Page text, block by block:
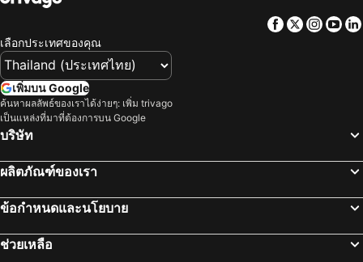
Facebook
Twitter
เลือกประเทศของคุณ
เพิ่มบน Google
ค้นหาผลลัพธ์ของเราได้ง่ายๆ: เพิ่ม trivago
เป็นแหล่งที่มาที่ต้องการบน Google
บริษัท
ผลิตภัณฑ์ของเรา
ข้อกำหนดและนโยบาย
ช่วยเหลือ